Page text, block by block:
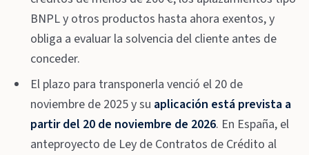
BNPL y otros productos hasta ahora exentos, y
obliga a evaluar la solvencia del cliente antes de
conceder.
El plazo para transponerla venció el 20 de
noviembre de 2025 y su aplicación está prevista a
partir del 20 de noviembre de 2026. En España, el
anteproyecto de Ley de Contratos de Crédito al